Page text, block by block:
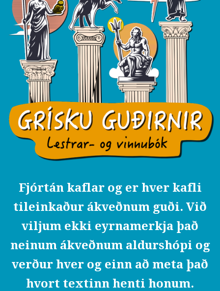
Fjórtán kaflar og er hver kafli
tileinkaður ákveðnum guði. Við
viljum ekki eyrnamerkja það
neinum ákveðnum aldurshópi og
verður hver og einn að meta það
hvort textinn henti honum.